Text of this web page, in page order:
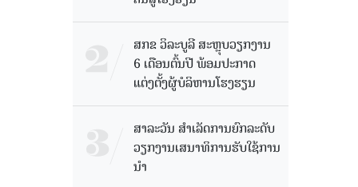
ສກຂ ວິລະບູລີ ສະຫຼຸບວຽກງານ
6 ເດືອນຕົ້ນປີ ພ້ອມປະກາດ
ແຕ່ງຕັ້ງຜູ້ບໍລິຫານໂຮງຮຽນ
ສາລະວັນ ສໍາເລັດການຍົກລະດັບ
ວຽກງານເສນາທິການຮັບໃຊ້ການ
ນໍາ